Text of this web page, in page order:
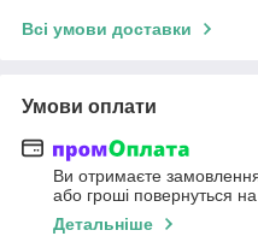
Всі умови доставки
Умови оплати
Ви отримаєте
або гроші повернуться
Детальніше